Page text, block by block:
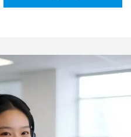
bagemåtte i
madlavnings- og
bagepapir til køkken